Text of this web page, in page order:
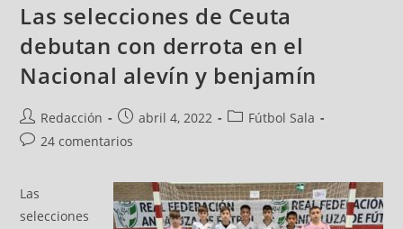
Las selecciones de Ceuta
debutan con derrota en el
Nacional alevín y benjamín
Redacción abril 4, 2022
Fútbol Sala
24 comentarios
Las
selecciones